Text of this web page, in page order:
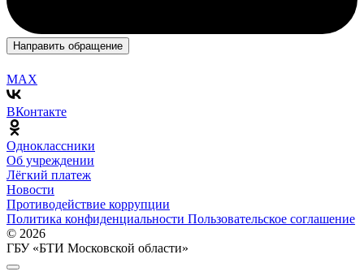
Направить обращение
MAX
ВКонтакте
Одноклассники
Об учреждении
Лёгкий платеж
Новости
Противодействие коррупции
Политика конфиденциальности Пользовательское соглашение
© 2026
ГБУ «БТИ Московской области»